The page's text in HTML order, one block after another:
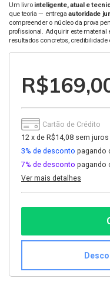
Um livro inteligente, atual e
que teoria — entregaautoridade
compreender o núcleo da prova
profissional. Adquirir este material
resultados concretos, credibilidade
Cartão de Crédito
12 x de R$14,08 sem juros
3% de desconto pagando
7% de desconto pagando
Ver mais detalhes